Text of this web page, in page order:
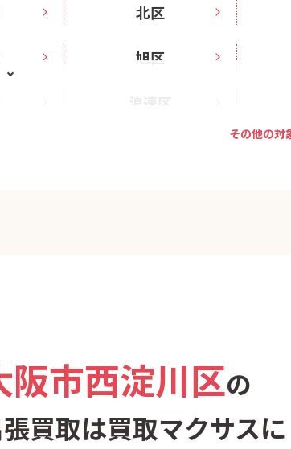
北区
旭区
その他の
阪市西淀川区の
買取は買取マクサスに